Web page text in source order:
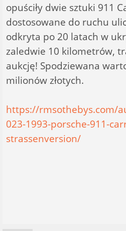
opuściły dwie sztuki 911
dostosowane do ruchu
odkryta po 20 latach w
zaledwie 10 kilometrów,
aukcję! Spodziewana
milionów złotych.
https://rmsothebys.com/
023-1993-porsche-911-
strassenversion/